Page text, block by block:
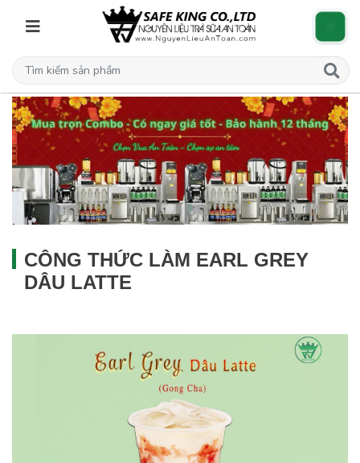
CÔNG THỨC LÀM EARL GREY
DÂU LATTE